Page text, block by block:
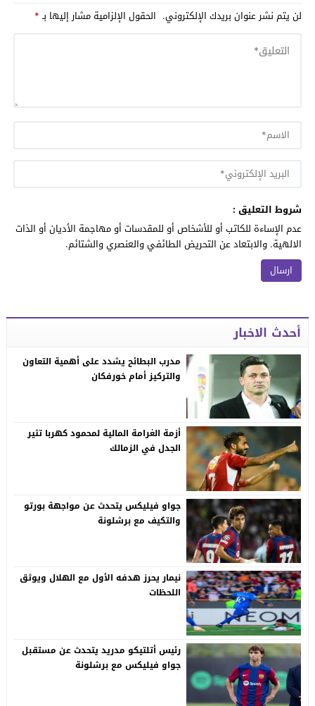
لن يتم نشر عنوان بريدك الإلكتروني. الحقول الإلزامية مشار إليها بـ*
شروط التعليق :
عدم الإساءة للكاتب أو للأشخاص أو للمقدسات أو مهاجمة الأديان أو الذات
الالهية. والابتعاد عن التحريض الطائفي والعنصري والشتائم.
أحدث الاخبار
مدرب البطائح يشدد على أهمية التعاون
والتركيز أمام خورفكان
أزمة الغرامة المالية لمحمود كهربا تثير
الجدل في الزمالك
جواو فيليكس يتحدث عن مواجهة بورتو
والتكيف مع برشلونة
نيمار يحرز هدفه الأول مع الهلال ويوثق
اللحظات
رئيس أتلتيكو مدريد يتحدث عن مستقبل
جواو فيليكس مع برشلونة